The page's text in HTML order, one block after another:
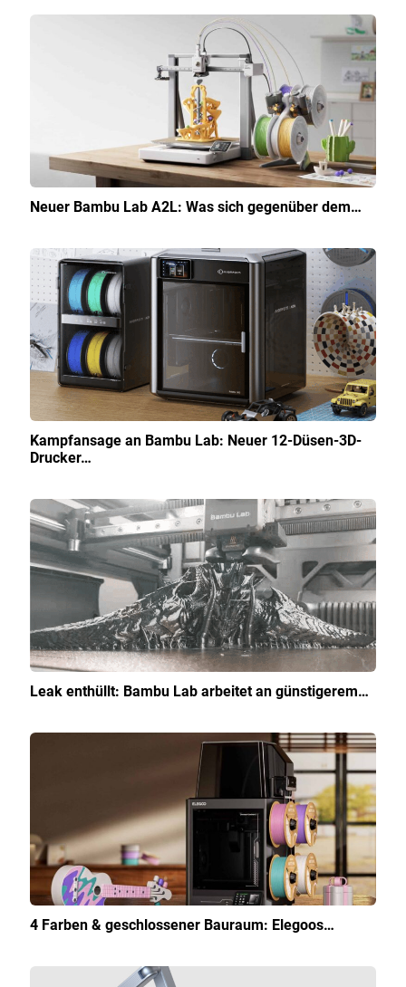
Neuer Bambu Lab A2L: Was sich gegenüber dem…
Kampfansage an Bambu Lab: Neuer 12-Düsen-3D-
Drucker…
Leak enthüllt: Bambu Lab arbeitet an günstigerem…
4 Farben & geschlossener Bauraum: Elegoos…